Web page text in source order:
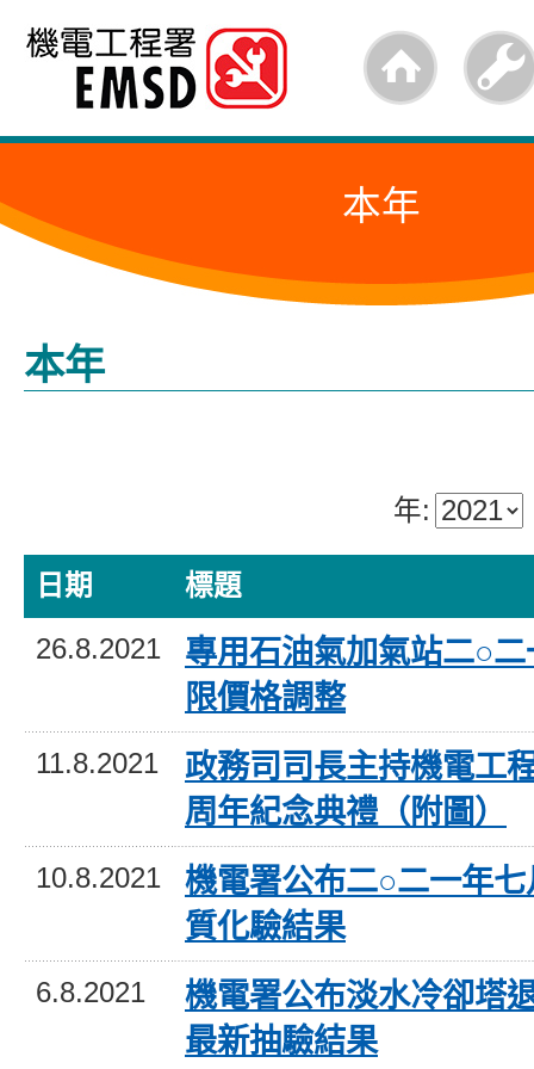
跳
內
的
始
本年
本年
年:
日期 標題
26.8.2021
專用石油氣加氣站二○
限價格調整
11.8.2021
政務司司長主持機電工
周年紀念典禮（附圖）
10.8.2021
機電署公布二○二一年
質化驗結果
6.8.2021
機電署公布淡水冷卻塔
最新抽驗結果